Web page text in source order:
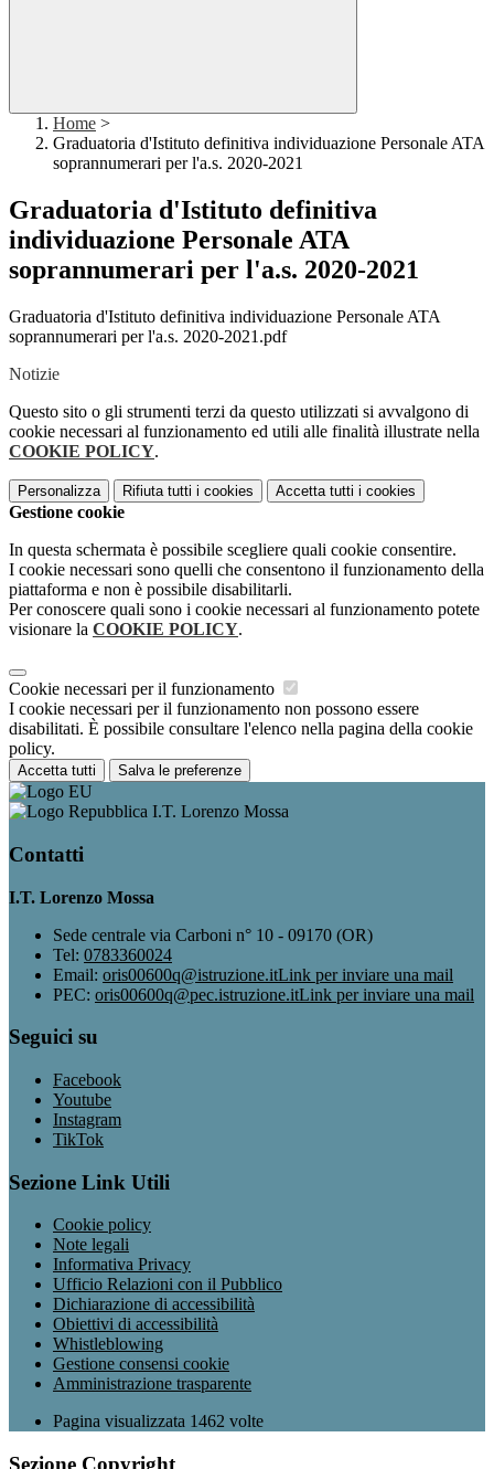
Home >
Graduatoria d'Istituto definitiva individuazione Personale ATA
soprannumerari per l'a.s. 2020-2021
Graduatoria d'Istituto definitiva
individuazione Personale ATA
soprannumerari per l'a.s. 2020-2021
Graduatoria d'Istituto definitiva individuazione Personale ATA
soprannumerari per l'a.s. 2020-2021.pdf
Notizie
Questo sito o gli strumenti terzi da questo utilizzati si avvalgono di
cookie necessari al funzionamento ed utili alle finalità illustrate nella
COOKIE POLICY.
Personalizza Rifiuta tutti i cookies Accetta tutti i cookies
Gestione cookie
In questa schermata è possibile scegliere quali cookie consentire.
I cookie necessari sono quelli che consentono il funzionamento della
piattaforma e non è possibile disabilitarli.
Per conoscere quali sono i cookie necessari al funzionamento potete
visionare la COOKIE POLICY.
Cookie necessari per il funzionamento
I cookie necessari per il funzionamento non possono essere
disabilitati. È possibile consultare l'elenco nella pagina della cookie
policy.
Accetta tutti Salva le preferenze
I.T. Lorenzo Mossa
Contatti
I.T. Lorenzo Mossa
Sede centrale via Carboni n° 10 - 09170 (OR)
Tel: 0783360024
Email: oris00600q@istruzione.itLink per inviare una mail
PEC: oris00600q@pec.istruzione.itLink per inviare una mail
Seguici su
Facebook
Youtube
Instagram
TikTok
Sezione Link Utili
Cookie policy
Note legali
Informativa Privacy
Ufficio Relazioni con il Pubblico
Dichiarazione di accessibilità
Obiettivi di accessibilità
Whistleblowing
Gestione consensi cookie
Amministrazione trasparente
Pagina visualizzata 1462 volte
Sezione Copyright